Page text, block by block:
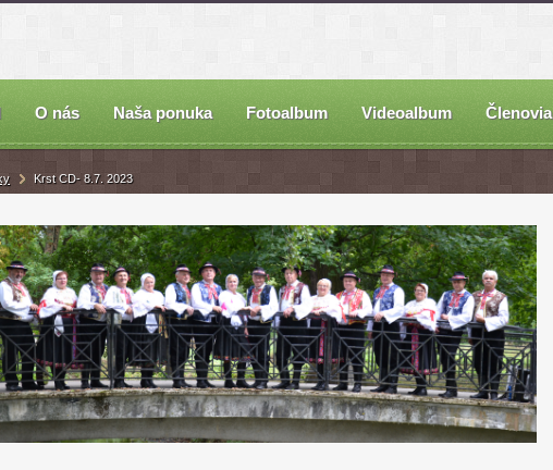
O nás Naša ponuka Fotoalbum Videoalbum Členovia
Krst CD- 8.7. 2023